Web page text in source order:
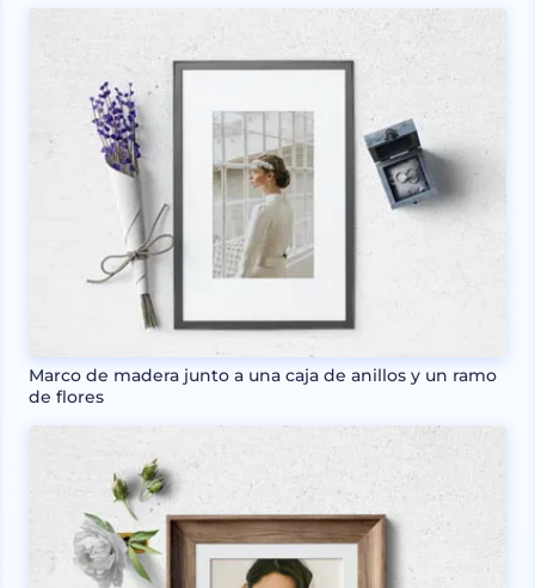
Marco de madera junto a una caja de anillos y un ramo
de flores